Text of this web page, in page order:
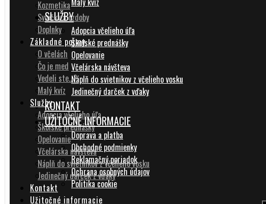
SLUŽBY
Adopcia včelieho úľa
Školské prednášky
Opelovanie
Včelárska návšteva
Náplň do svietnikov z včelieho vosku
Jedinečný darček z vďaky
KONTAKT
UŽITOČNÉ INFORMACIE
Doprava a platba
Obchodné podmienky
Reklamačný poriadok
Ochrana osobných údajov
Politika cookie
Kozmetika
Sviečky a ozdoby
Doplnky
Základné pojmy
O včelách
Čo je med
Vedeli ste…?
Malý kvíz
Služby
Adopcia včelieho úľa
Školské prednášky
Opelovanie
Včelárska návšteva
Náplň do svietnikov z včelieho vosku
Jedinečný darček z vďaky
Kontakt
Užitočné informacie